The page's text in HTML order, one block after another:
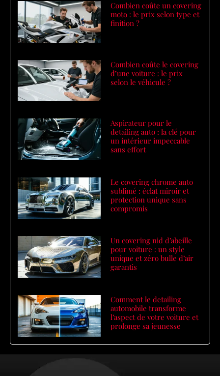
Combien coûte un covering
moto : le prix selon type et
finition ?
Combien coûte le covering
d’une voiture : le prix
selon le véhicule ?
Aspirateur pour le
detailing auto : la clé pour
un intérieur impeccable
sans effort
Le covering chrome auto
sublimé : éclat miroir et
protection unique sans
compromis
Un covering nid d’abeille
pour voiture : un style
unique et zéro bulle d’air
garantis
Comment le detailing
automobile transforme
l’aspect de votre voiture et
prolonge sa jeunesse